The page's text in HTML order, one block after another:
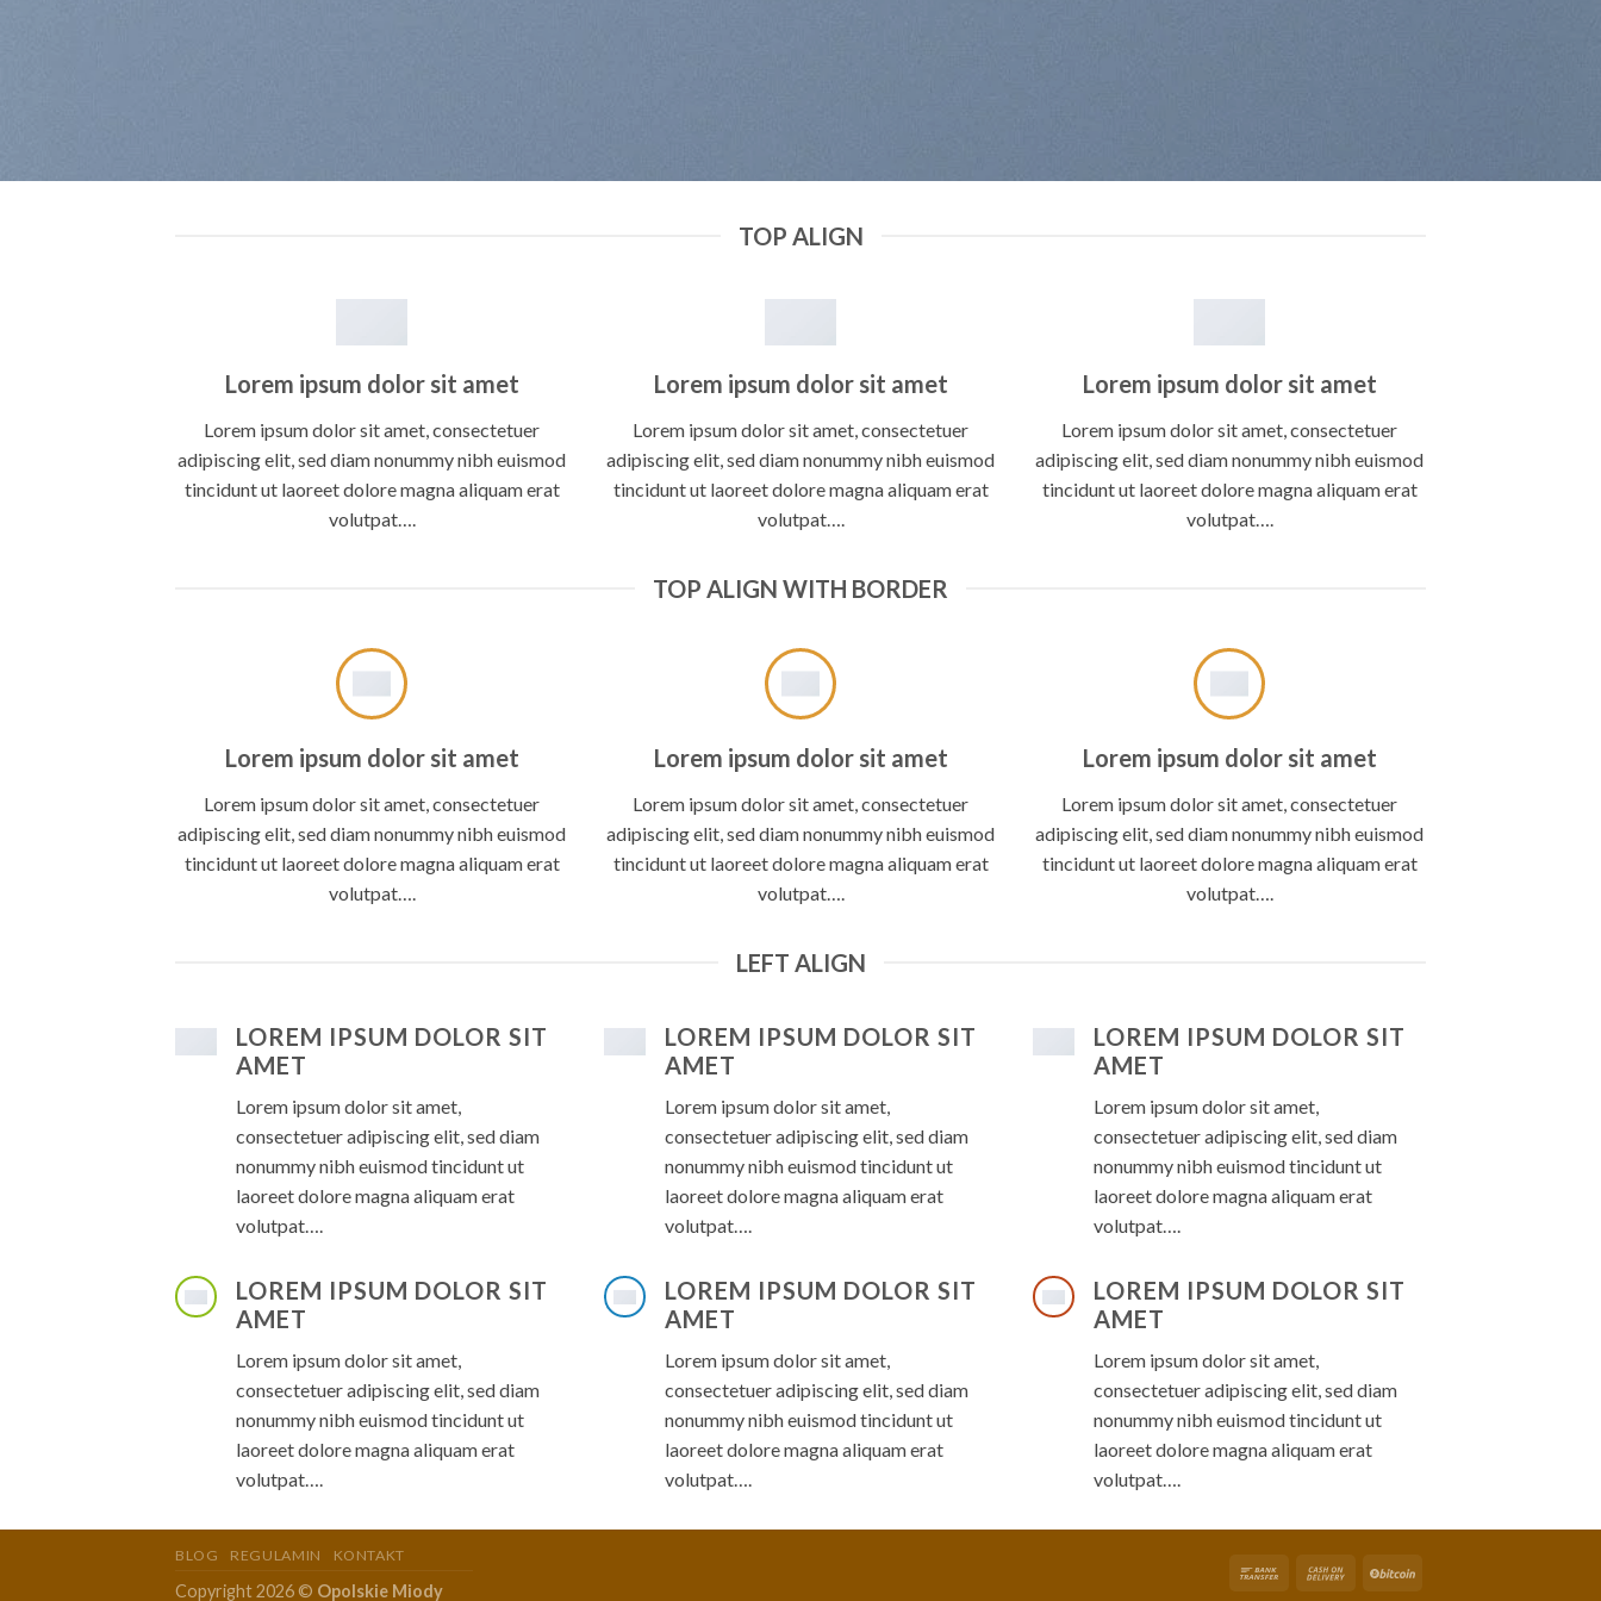
TOP ALIGN
Lorem ipsum dolor sit amet
Lorem ipsum dolor sit amet, consectetuer
adipiscing elit, sed diam nonummy nibh euismod
tincidunt ut laoreet dolore magna aliquam erat
volutpat….
Lorem ipsum dolor sit amet
Lorem ipsum dolor sit amet, consectetuer
adipiscing elit, sed diam nonummy nibh euismod
tincidunt ut laoreet dolore magna aliquam erat
volutpat….
Lorem ipsum dolor sit amet
Lorem ipsum dolor sit amet, consectetuer
adipiscing elit, sed diam nonummy nibh euismod
tincidunt ut laoreet dolore magna aliquam erat
volutpat….
TOP ALIGN WITH BORDER
Lorem ipsum dolor sit amet
Lorem ipsum dolor sit amet, consectetuer
adipiscing elit, sed diam nonummy nibh euismod
tincidunt ut laoreet dolore magna aliquam erat
volutpat….
Lorem ipsum dolor sit amet
Lorem ipsum dolor sit amet, consectetuer
adipiscing elit, sed diam nonummy nibh euismod
tincidunt ut laoreet dolore magna aliquam erat
volutpat….
Lorem ipsum dolor sit amet
Lorem ipsum dolor sit amet, consectetuer
adipiscing elit, sed diam nonummy nibh euismod
tincidunt ut laoreet dolore magna aliquam erat
volutpat….
LEFT ALIGN
LOREM IPSUM DOLOR SIT
AMET
Lorem ipsum dolor sit amet,
consectetuer adipiscing elit, sed diam
nonummy nibh euismod tincidunt ut
laoreet dolore magna aliquam erat
volutpat….
LOREM IPSUM DOLOR SIT
AMET
Lorem ipsum dolor sit amet,
consectetuer adipiscing elit, sed diam
nonummy nibh euismod tincidunt ut
laoreet dolore magna aliquam erat
volutpat….
LOREM IPSUM DOLOR SIT
AMET
Lorem ipsum dolor sit amet,
consectetuer adipiscing elit, sed diam
nonummy nibh euismod tincidunt ut
laoreet dolore magna aliquam erat
volutpat….
LOREM IPSUM DOLOR SIT
AMET
Lorem ipsum dolor sit amet,
consectetuer adipiscing elit, sed diam
nonummy nibh euismod tincidunt ut
laoreet dolore magna aliquam erat
volutpat….
LOREM IPSUM DOLOR SIT
AMET
Lorem ipsum dolor sit amet,
consectetuer adipiscing elit, sed diam
nonummy nibh euismod tincidunt ut
laoreet dolore magna aliquam erat
volutpat….
LOREM IPSUM DOLOR SIT
AMET
Lorem ipsum dolor sit amet,
consectetuer adipiscing elit, sed diam
nonummy nibh euismod tincidunt ut
laoreet dolore magna aliquam erat
volutpat….
BLOG REGULAMIN KONTAKT
Copyright 2026 © Opolskie Miody